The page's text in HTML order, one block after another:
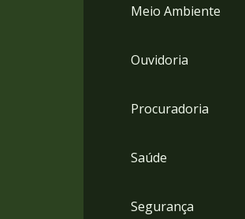
Meio Ambiente
Ouvidoria
Procuradoria
Saúde
Segurança